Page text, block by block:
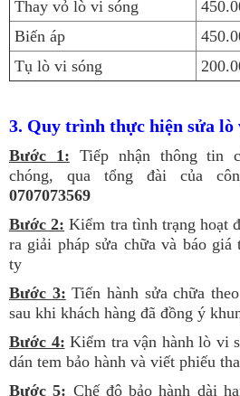
Thay vỏ lò vi sóng
Biến áp
Tụ lò vi sóng
3. Quy trình thực hiện sửa lò
Bước 1: Tiếp nhận thông tin
chóng, qua tổng đài của
0707073569
Bước 2: Kiểm tra tình trạng hoạt
ra giải pháp sửa chữa và báo giá
ty
Bước 3: Tiến hành sửa chữa
sau khi khách hàng đã đồng ý
Bước 4: Kiểm tra vận hành lò vi
dán tem bảo hành và viết phiếu
Bước 5: Chế độ bảo hành dài